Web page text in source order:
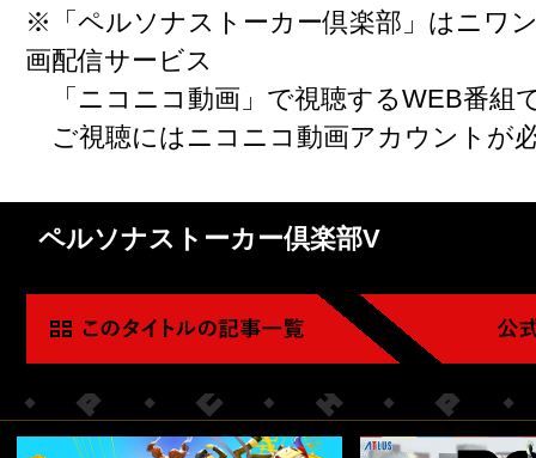
※「ペルソナストーカー倶楽部」はニワ
画配信サービス
「ニコニコ動画」で視聴するWEB番組
ご視聴にはニコニコ動画アカウントが
ペルソナストーカー倶楽部V